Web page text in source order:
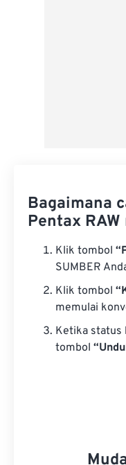
Bagaimana
Pentax
Klik tombol
SUMBER
Klik tombol
memulai
Ketika status
tombol